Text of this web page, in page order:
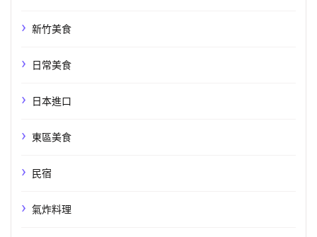
新竹美食
日常美食
日本進口
東區美食
民宿
氣炸料理